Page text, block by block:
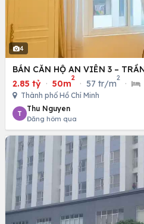
4
BÁN CĂN HỘ AN VIÊN 3 –
2.85 tỷ · 50m
2
· 57 tr/m
2
·
Thành phố Hồ Chí Minh
T
Thu Nguyen
Đăng hôm qua